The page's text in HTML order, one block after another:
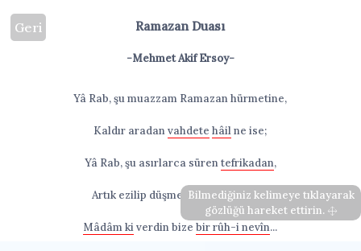
Geri Ramazan Duası
-Mehmet Akif Ersoy-
Yâ Rab, şu muazzam Ramazan hürmetine,
Kaldır aradanvahdete hâilne ise;
Yâ Rab, şu asırlarca sürentefrikadan,
Artık ezilip düşmesin ümmetye’se.
Mâdâm kiverdin bizebir rûh-i nevîn...
Bilmediğiniz kelimeye tıklayarak
gözlüğü hareket ettirin.